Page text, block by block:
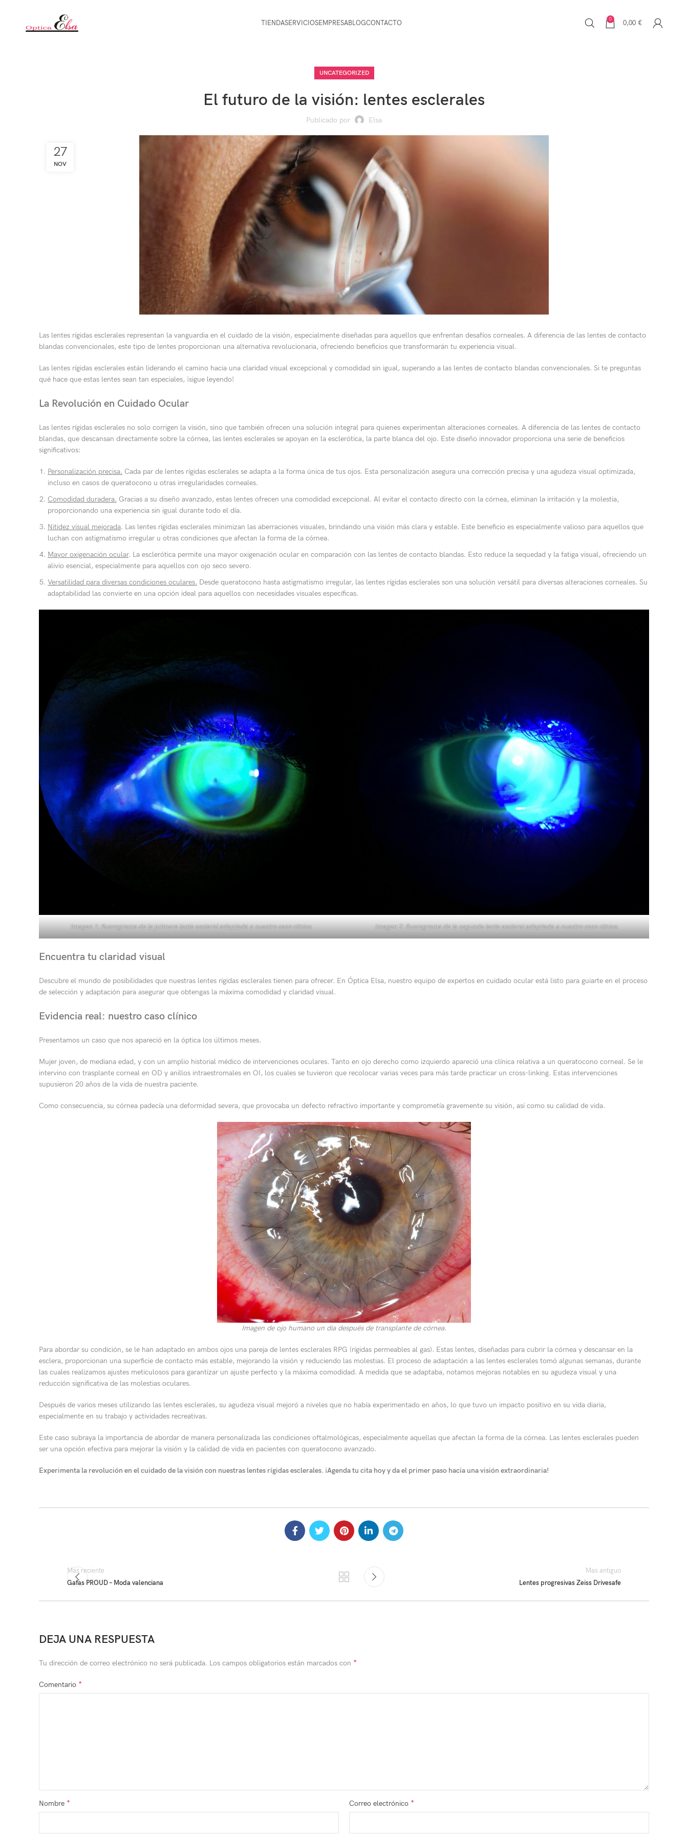
TIENDASERVICIOSEMPRESABLOGCONTACTO 0 0,00 €
UNCATEGORIZED
El futuro de la visión: lentes esclerales
Publicado por Elsa
27
NOV
Las lentes rígidas esclerales representan la vanguardia en el cuidado de la visión, especialmente diseñadas para aquellos que enfrentan desafíos corneales. A diferencia de las lentes de contacto
blandas convencionales, este tipo de lentes proporcionan una alternativa revolucionaria, ofreciendo beneficios que transformarán tu experiencia visual.
Las lentes rígidas esclerales están liderando el camino hacia una claridad visual excepcional y comodidad sin igual, superando a las lentes de contacto blandas convencionales. Si te preguntas
qué hace que estas lentes sean tan especiales, ¡sigue leyendo!
La Revolución en Cuidado Ocular
Las lentes rígidas esclerales no solo corrigen la visión, sino que también ofrecen una solución integral para quienes experimentan alteraciones corneales. A diferencia de las lentes de contacto
blandas, que descansan directamente sobre la córnea, las lentes esclerales se apoyan en la esclerótica, la parte blanca del ojo. Este diseño innovador proporciona una serie de beneficios
significativos:
Personalización precisa. Cada par de lentes rígidas esclerales se adapta a la forma única de tus ojos. Esta personalización asegura una corrección precisa y una agudeza visual optimizada,
incluso en casos de queratocono u otras irregularidades corneales.
Comodidad duradera. Gracias a su diseño avanzado, estas lentes ofrecen una comodidad excepcional. Al evitar el contacto directo con la córnea, eliminan la irritación y la molestia,
proporcionando una experiencia sin igual durante todo el día.
Nitidez visual mejorada. Las lentes rígidas esclerales minimizan las aberraciones visuales, brindando una visión más clara y estable. Este beneficio es especialmente valioso para aquellos que
luchan con astigmatismo irregular u otras condiciones que afectan la forma de la córnea.
Mayor oxigenación ocular. La esclerótica permite una mayor oxigenación ocular en comparación con las lentes de contacto blandas. Esto reduce la sequedad y la fatiga visual, ofreciendo un
alivio esencial, especialmente para aquellos con ojo seco severo.
Versatilidad para diversas condiciones oculares. Desde queratocono hasta astigmatismo irregular, las lentes rígidas esclerales son una solución versátil para diversas alteraciones corneales. Su
adaptabilidad las convierte en una opción ideal para aquellos con necesidades visuales específicas.
Imagen 1: fluorograma de la primera lente escleral adaptada a nuestro caso clínico. Imagen 2: fluorograma de la segunda lente escleral adaptada a nuestro caso clínico.
Encuentra tu claridad visual
Descubre el mundo de posibilidades que nuestras lentes rígidas esclerales tienen para ofrecer. En Óptica Elsa, nuestro equipo de expertos en cuidado ocular está listo para guiarte en el proceso
de selección y adaptación para asegurar que obtengas la máxima comodidad y claridad visual.
Evidencia real: nuestro caso clínico
Presentamos un caso que nos apareció en la óptica los últimos meses.
Mujer joven, de mediana edad, y con un amplio historial médico de intervenciones oculares. Tanto en ojo derecho como izquierdo apareció una clínica relativa a un queratocono corneal. Se le
intervino con trasplante corneal en OD y anillos intraestromales en OI, los cuales se tuvieron que recolocar varias veces para más tarde practicar un cross-linking. Estas intervenciones
supusieron 20 años de la vida de nuestra paciente.
Como consecuencia, su córnea padecía una deformidad severa, que provocaba un defecto refractivo importante y comprometía gravemente su visión, así como su calidad de vida.
Imagen de ojo humano un dia después de transplante de córnea.
Para abordar su condición, se le han adaptado en ambos ojos una pareja de lentes esclerales RPG (rígidas permeables al gas). Estas lentes, diseñadas para cubrir la córnea y descansar en la
esclera, proporcionan una superficie de contacto más estable, mejorando la visión y reduciendo las molestias. El proceso de adaptación a las lentes esclerales tomó algunas semanas, durante
las cuales realizamos ajustes meticulosos para garantizar un ajuste perfecto y la máxima comodidad. A medida que se adaptaba, notamos mejoras notables en su agudeza visual y una
reducción significativa de las molestias oculares.
Después de varios meses utilizando las lentes esclerales, su agudeza visual mejoró a niveles que no había experimentado en años, lo que tuvo un impacto positivo en su vida diaria,
especialmente en su trabajo y actividades recreativas.
Este caso subraya la importancia de abordar de manera personalizada las condiciones oftalmológicas, especialmente aquellas que afectan la forma de la córnea. Las lentes esclerales pueden
ser una opción efectiva para mejorar la visión y la calidad de vida en pacientes con queratocono avanzado.
Experimenta la revolución en el cuidado de la visión con nuestras lentes rígidas esclerales. ¡Agenda tu cita hoy y da el primer paso hacia una visión extraordinaria!
Mas reciente
Gafas PROUD – Moda valenciana
Mas antiguo
Lentes progresivas Zeiss Drivesafe
DEJA UNA RESPUESTA
Tu dirección de correo electrónico no será publicada. Los campos obligatorios están marcados con *
Comentario *
Nombre * Correo electrónico *